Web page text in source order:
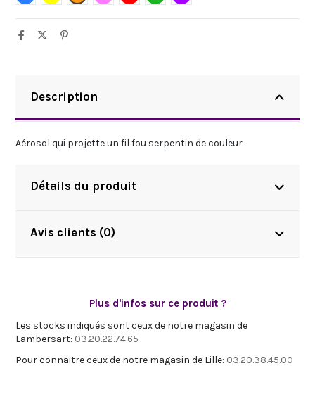
Description
Aérosol qui projette un fil fou serpentin de couleur
Détails du produit
Avis clients (0)
Plus d'infos sur ce produit ?
Les stocks indiqués sont ceux de notre magasin de
Lambersart: 03.20.22.74.65
Pour connaitre ceux de notre magasin de Lille: 03.20.38.45.00